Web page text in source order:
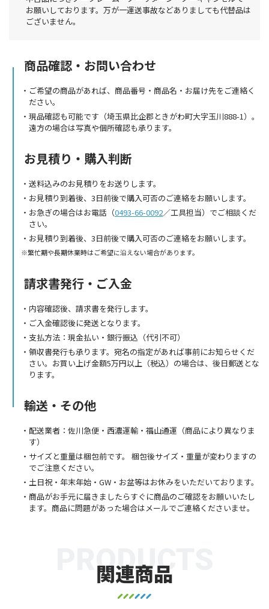
お願いしております。万が一運送事故などありましても代替品は
ございません。
商品確認・お問い合わせ
ご希望の商品があれば、商品番号・商品名・お届け先をご連絡く
ださい。
現品確認も可能です（埼玉県比企郡ときがわ町大字玉川888-1）。
遠方の場合は写真や個所確認も承ります。
お見積り・購入判断
送料込みのお見積りをお送りします。
お見積り到着後、3日前後で購入可否のご連絡をお願いします。
お急ぎの場合はお電話（0493-66-0092／工具担当）でご相談くだ
さい。
お見積り到着後、3日前後で購入可否のご連絡をお願いします。
繁忙期や長期休業時はご希望に沿えない場合があります。
請求書発行・ご入金
内容確認後、請求書を発行します。
ご入金確認後に発送となります。
支払方法：現金払い・銀行振込（代引不可）
領収書発行も承ります。宛名の指定があれば事前にお知らせくだ
さい。お買い上げ金額5万円以上（税込）の場合は、後日郵送とな
ります。
輸送・その他
配送業者：佐川急便・西濃運輸・福山通運（商品により異なりま
す）
サイズと重量は梱包前です。 梱包後サイズ・重量が変わりますの
でご注意ください。
土日祝・年末年始・GW・お盆等はお休みをいただいております。
商品がお手元に届きましたらすぐに商品のご確認をお願いいたし
ます。商品に問題があった場合はメールでご連絡くださいませ。
関連商品
PRODUCTS